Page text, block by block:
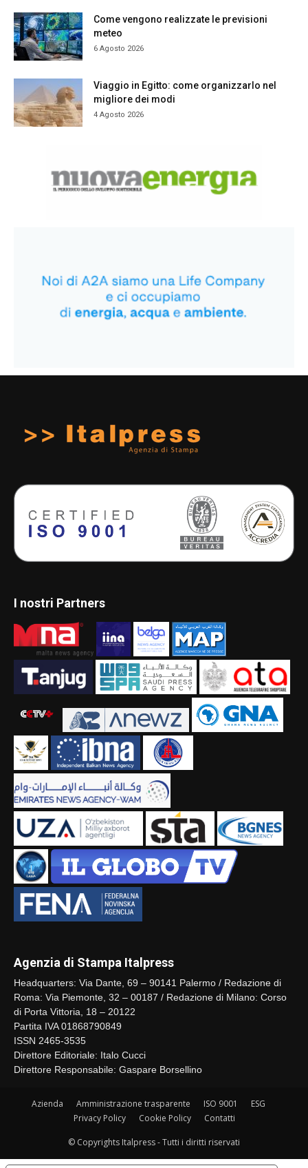
Come vengono realizzate le previsioni
meteo
6 Agosto 2026
Viaggio in Egitto: come organizzarlo nel
migliore dei modi
4 Agosto 2026
I nostri Partners
Agenzia di Stampa Italpress
Headquarters: Via Dante, 69 – 90141 Palermo / Redazione di
Roma: Via Piemonte, 32 – 00187 / Redazione di Milano: Corso
di Porta Vittoria, 18 – 20122
Partita IVA 01868790849
ISSN 2465-3535
Direttore Editoriale: Italo Cucci
Direttore Responsabile: Gaspare Borsellino
Azienda Amministrazione trasparente ISO 9001
ESG
Privacy Policy
Cookie Policy Contatti
© Copyrights Italpress - Tutti i diritti riservati